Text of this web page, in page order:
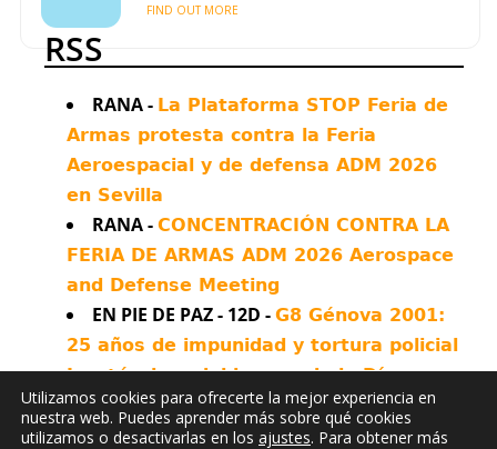
@AINowInstitute breaks
intelligence is
transforming every
aspect of war - and how
militaries are offloading
life and death decisions
44 66
Twitter
Antimilitaristes MOC València
Retuiteado
AvatarKenneth Roth 20 Jul
FIND OUT MORE
RSS
RANA - La Plataforma STOP Feria de
Armas protesta contra la Feria
Aeroespacial y de defensa ADM 2026
en Sevilla
RANA - CONCENTRACIÓN CONTRA LA
FERIA DE ARMAS ADM 2026 Aerospace
and Defense Meeting
EN PIE DE PAZ - 12D - G8 Génova 2001:
25 años de impunidad y tortura policial
Las técnicas del horror, de la Díaz a
Bolzaneto
EN PIE DE PAZ - 12D -Apostamos por la
Utilizamos cookies para ofrecerte la mejor experiencia en
nuestra web. Puedes aprender más sobre qué cookies
utilizamos o desactivarlas en los ajustes. Para obtener más